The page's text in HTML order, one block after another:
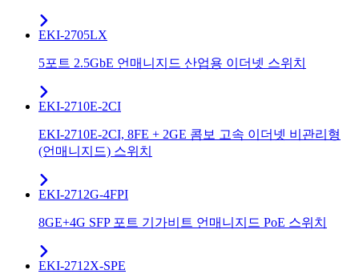
EKI-2705LX
5포트 2.5GbE 언매니지드 산업용 이더넷 스위치
EKI-2710E-2CI
EKI-2710E-2CI, 8FE + 2GE 콤보 고속 이더넷 비관리형
(언매니지드) 스위치
EKI-2712G-4FPI
8GE+4G SFP 포트 기가비트 언매니지드 PoE 스위치
EKI-2712X-SPE